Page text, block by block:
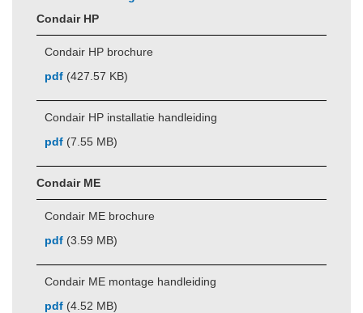
Condair HP
Condair HP brochure
pdf (427.57 KB)
Condair HP installatie handleiding
pdf (7.55 MB)
Condair ME
Condair ME brochure
pdf (3.59 MB)
Condair ME montage handleiding
pdf (4.52 MB)